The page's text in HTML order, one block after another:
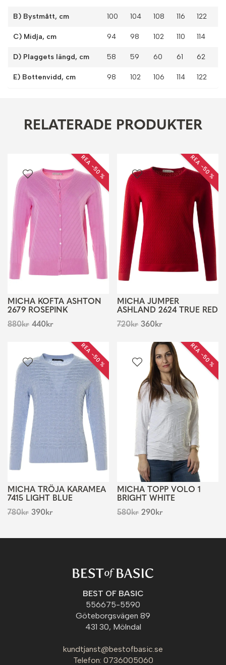
B) Bystmått, cm 100 104 108 116 122
C) Midja, cm 94 98 102 110 114
D) Plaggets längd, cm 58 59 60 61 62
E) Bottenvidd, cm 98 102 106 114 122
RELATERADE PRODUKTER
REA −50 %
MICHA KOFTA ASHTON
2679 ROSEPINK
880kr 440kr
REA −50 %
MICHA JUMPER
ASHLAND 2624 TRUE RED
720kr 360kr
REA −50 %
MICHA TRÖJA KARAMEA
7415 LIGHT BLUE
780kr 390kr
REA −50 %
MICHA TOPP VOLO 1
BRIGHT WHITE
580kr 290kr
BEST OF BASIC
556675-5590
Göteborgsvägen 89
431 30, Mölndal
kundtjanst@bestofbasic.se
Telefon: 0736005060